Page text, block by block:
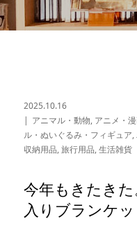
2025.10.16
アニマル・動物, アニメ・
ル・ぬいぐるみ・フィギュア,
収納用品,旅行用品,生活雑貨
今年もきたき
入りブランケ